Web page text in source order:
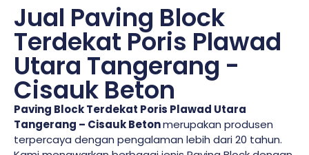
Jual Paving Block
Terdekat Poris Plawad
Utara Tangerang -
Cisauk Beton
Paving Block Terdekat Poris Plawad Utara
Tangerang – Cisauk Betonmerupakan produsen
terpercaya dengan pengalaman lebih dari 20 tahun.